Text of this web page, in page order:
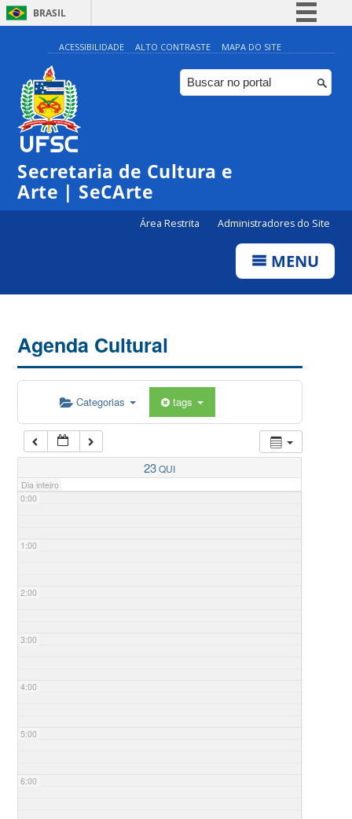
BRASIL
Simplifique!
Comunica BR
Participe
ACESSIBILIDADE ALTO CONTRASTE MAPA DO SITE
Secretaria de Cultura e
Arte | SeCArte
Área Restrita Administradores do Site
MENU
Agenda Cultural
Categorias tags
23QUI
Dia inteiro
0:00
1:00
2:00
3:00
4:00
5:00
6:00